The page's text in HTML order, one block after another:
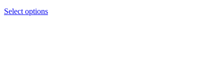
on
Select optionsThis